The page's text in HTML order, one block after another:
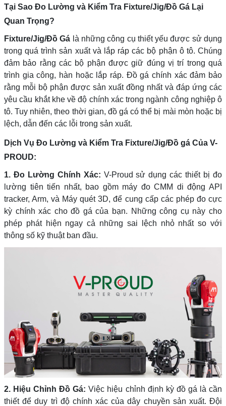
Tại Sao Đo Lường và Kiểm Tra Fixture/Jig/Đồ Gá Lại
Quan Trọng?
Fixture/Jig/Đồ Gá là những công cụ thiết yếu được sử dụng
trong quá trình sản xuất và lắp ráp các bộ phận ô tô. Chúng
đảm bảo rằng các bộ phận được giữ đúng vị trí trong quá
trình gia công, hàn hoặc lắp ráp. Đồ gá chính xác đảm bảo
rằng mỗi bộ phận được sản xuất đồng nhất và đáp ứng các
yêu cầu khắt khe về độ chính xác trong ngành công nghiệp ô
tô. Tuy nhiên, theo thời gian, đồ gá có thể bị mài mòn hoặc bị
lệch, dẫn đến các lỗi trong sản xuất.
Dịch Vụ Đo Lường và Kiểm Tra Fixture/Jig/Đồ gá Của V-
PROUD:
1. Đo Lường Chính Xác: V-Proud sử dụng các thiết bị đo
lường tiên tiến nhất, bao gồm máy đo CMM di động API
tracker, Arm, và Máy quét 3D, để cung cấp các phép đo cực
kỳ chính xác cho đồ gá của bạn. Những công cụ này cho
phép phát hiện ngay cả những sai lệch nhỏ nhất so với
thông số kỹ thuật ban đầu.
2. Hiệu Chỉnh Đồ Gá:Việc hiệu chỉnh định kỳ đồ gá là cần
thiết để duy trì độ chính xác của dây chuyền sản xuất. Đội